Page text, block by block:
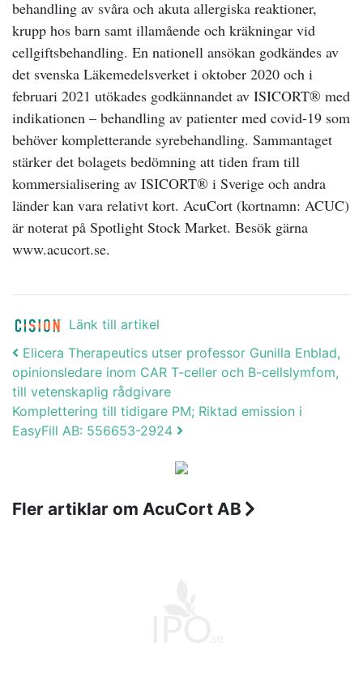
behandling av svåra och akuta allergiska reaktioner,
krupp hos barn samt illamående och kräkningar vid
cellgiftsbehandling. En nationell ansökan godkändes av
det svenska Läkemedelsverket i oktober 2020 och i
februari 2021 utökades godkännandet av ISICORT® med
indikationen – behandling av patienter med covid-19 som
behöver kompletterande syrebehandling. Sammantaget
stärker det bolagets bedömning att tiden fram till
kommersialisering av ISICORT® i Sverige och andra
länder kan vara relativt kort. AcuCort (kortnamn: ACUC)
är noterat på Spotlight Stock Market. Besök gärna
www.acucort.se.
Länk till artikel
Post navigation
Elicera Therapeutics utser professor Gunilla Enblad,
opinionsledare inom CAR T-celler och B-cellslymfom,
till vetenskaplig rådgivare
Komplettering till tidigare PM; Riktad emission i
EasyFill AB: 556653-2924
Fler artiklar om AcuCort AB